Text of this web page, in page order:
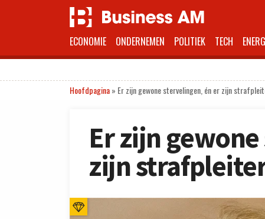
ECONOMIE ONDERNEMEN POLITIEK TECH
Hoofdpagina» Er zijn gewone stervelingen, én er zijn
Er zijn
zijn